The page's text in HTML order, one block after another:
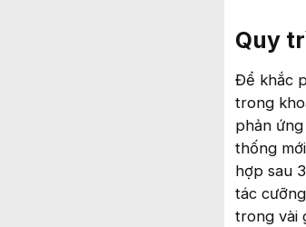
Quy
Để khắc
trong
phản
thống
hợp sau
tác
trong vài